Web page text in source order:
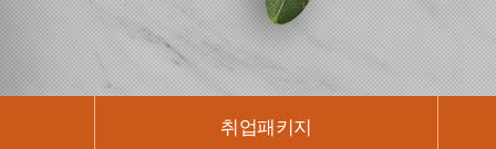
취업패키지